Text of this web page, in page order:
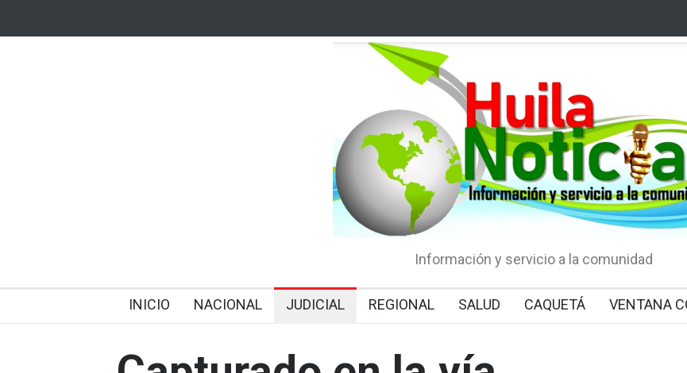
Información y servicio a la comunidad
INICIO NACIONAL JUDICIAL REGIONAL SALUD CAQUETÁ VENTANA